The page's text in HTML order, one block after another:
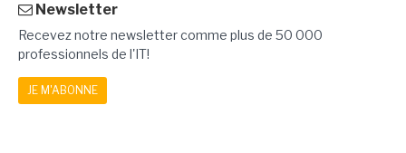
Newsletter
Recevez notre newsletter comme plus de 50 000
professionnels de l'IT!
JE M'ABONNE